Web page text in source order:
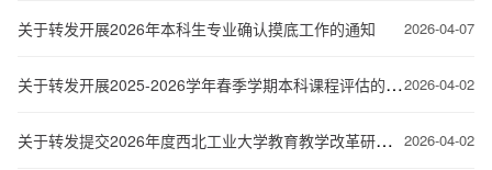
2026-04-07
关于转发开展2026年本科生专业确认摸底工作的通知
2026-04-02
关于转发开展2025-2026学年春季学期本科课程评估的通知
2026-04-02
关于转发提交2026年度西北工业大学教育教学改革研究项目任务书的通知